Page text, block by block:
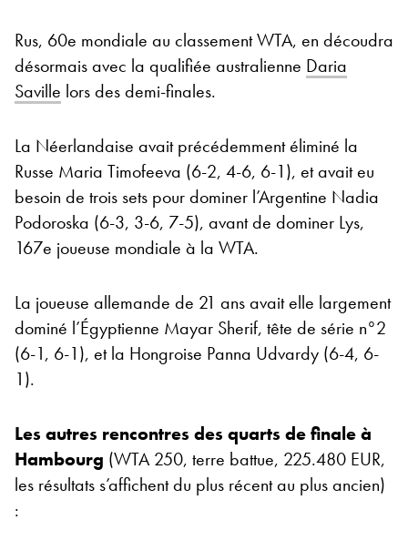
Rus, 60e mondiale au classement WTA, en découdra
désormais avec la qualifiée australienne Daria
Saville lors des demi-finales.
La Néerlandaise avait précédemment éliminé la
Russe Maria Timofeeva (6-2, 4-6, 6-1), et avait eu
besoin de trois sets pour dominer l’Argentine Nadia
Podoroska (6-3, 3-6, 7-5), avant de dominer Lys,
167e joueuse mondiale à la WTA.
La joueuse allemande de 21 ans avait elle largement
dominé l’Égyptienne Mayar Sherif, tête de série n°2
(6-1, 6-1), et la Hongroise Panna Udvardy (6-4, 6-
1).
Les autres rencontres des quarts de finale à
Hambourg (WTA 250, terre battue, 225.480 EUR,
les résultats s’affichent du plus récent au plus ancien)
: